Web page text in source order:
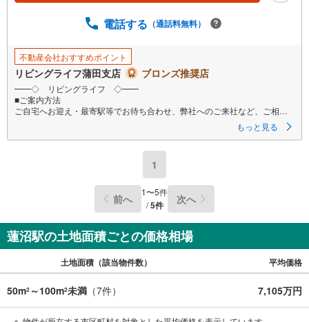
電話する （通話料無料）
不動産会社おすすめポイント
リビングライフ蒲田支店 ブロンズ推奨店
━━◇ リビングライフ ◇━━
■ご案内方法
ご自宅へお迎え・最寄駅等でお待ち合わせ、弊社へのご来社など、ご相談
くださいませ。ご希望があれば周辺環境、お客様の希望に合わせた物件な
事前に鍵の手配が必要な場合がありますので、お早目にご連絡をいただけ
■資金のご相談もお気軽にどうぞ！
ライフプラン作成や住宅ローンはどこの銀行がいい？適切な借入額は？な
どご質問にもFPがしっかりとお答えいたします
■キッズスペースもご用意
実させておりますので、ご安心下さい
■お客様駐車場をご用意しております
詳しくはスタッフよりお伝えさせて頂きます
弊社が会員様のみにご提供する先行公開物件も多数ご提案いたします。ホ
もっと見る
1
前へ 1〜5件
/5件 次へ
蓮沼駅の土地面積ごとの価格相場
土地面積（該当物件数） 平均価格
50m2 ～100m2未満 （7件） 7,105万円